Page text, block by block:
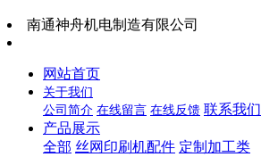
南通神舟机电制造有限公司
网站首页
关于我们
公司简介 在线留言 在线反馈 联系我们
产品展示
全部 丝网印刷机配件 定制加工类